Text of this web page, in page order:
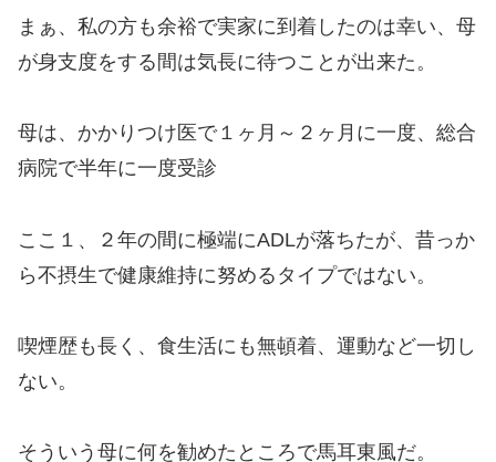
まぁ、私の方も余裕で実家に到着したのは幸い、母
が身支度をする間は気長に待つことが出来た。
母は、かかりつけ医で１ヶ月～２ヶ月に一度、総合
病院で半年に一度受診
ここ１、２年の間に極端にADLが落ちたが、昔っか
ら不摂生で健康維持に努めるタイプではない。
喫煙歴も長く、食生活にも無頓着、運動など一切し
ない。
そういう母に何を勧めたところで馬耳東風だ。